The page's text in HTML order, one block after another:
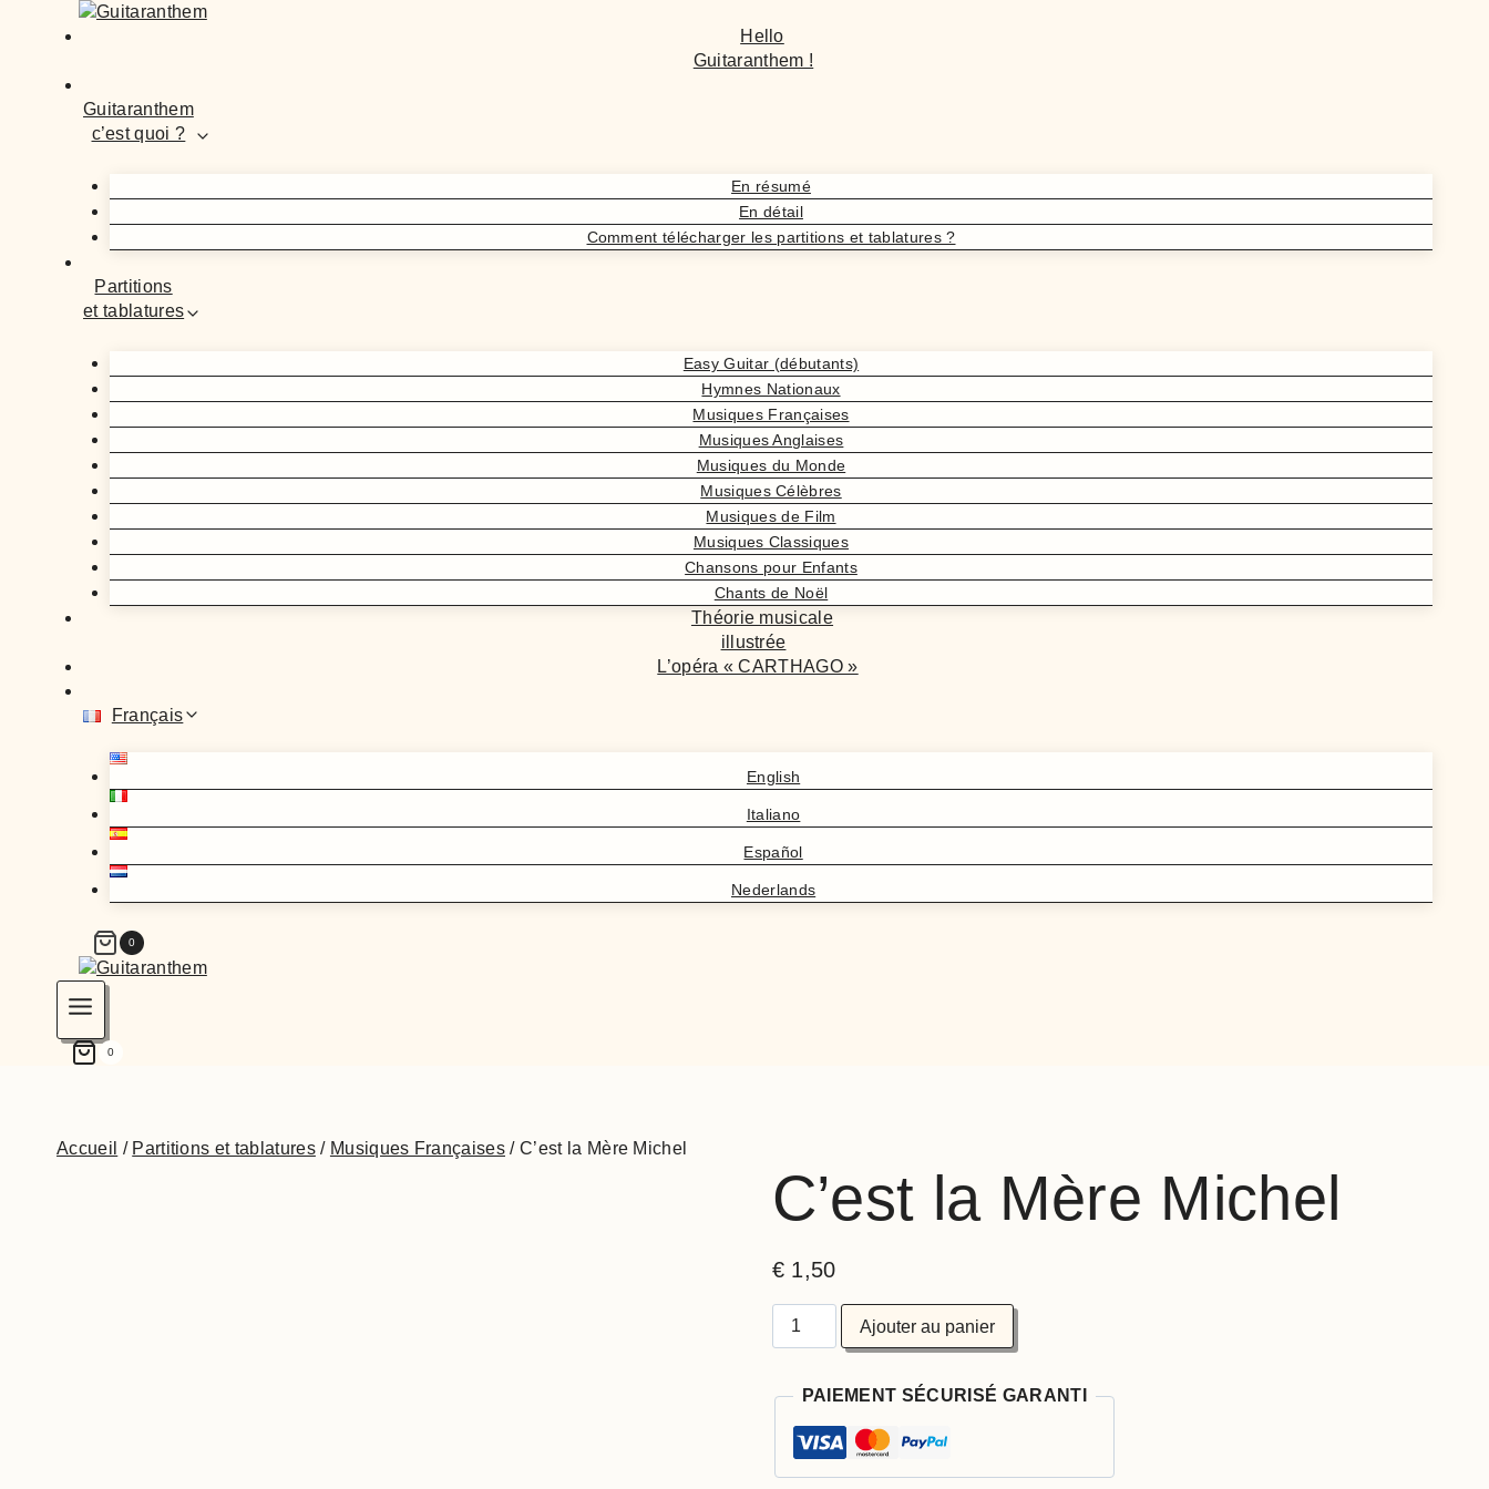
Hello
Guitaranthem !
Guitaranthem
c’est quoi ?
En résumé
En détail
Comment télécharger les partitions et tablatures ?
Partitions
et tablatures
Easy Guitar (débutants)
Hymnes Nationaux
Musiques Françaises
Musiques Anglaises
Musiques du Monde
Musiques Célèbres
Musiques de Film
Musiques Classiques
Chansons pour Enfants
Chants de Noël
Théorie musicale
illustrée
L’opéra « CARTHAGO »
Français
English
Italiano
Español
Nederlands
0
0
Accueil / Partitions et tablatures / Musiques Françaises / C’est la Mère Michel
C’est la Mère Michel
€ 1,50
Ajouter au panier
PAIEMENT SÉCURISÉ GARANTI